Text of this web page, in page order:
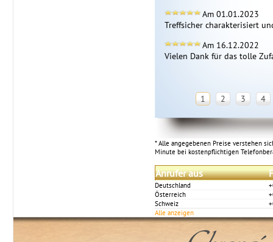
Am 01.01.2023
Treffsicher charakterisiert
Am 16.12.2022
Vielen Dank für das tolle
1 2 3 4
* Alle angegebenen Preise verstehen
Minute bei kostenpflichtigen
Anrufer aus
Deutschland
Österreich
Schweiz
Alle anzeigen